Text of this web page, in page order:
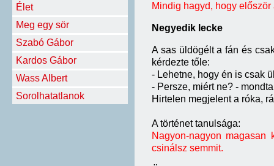
Élet
Meg egy sör
Szabó Gábor
Kardos Gábor
Wass Albert
Sorolhatatlanok
Mindig hagyd, hogy
Negyedik lecke
A sas üldögélt a fán és
kérdezte tőle:
- Lehetne, hogy én is csak
- Persze, miért ne? -
Hirtelen megjelent a róka,
A történet tanulsága:
Nagyon-nagyon
csinálsz semmit.